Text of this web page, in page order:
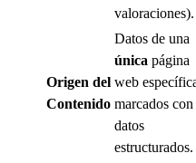
valoraciones).
Origen del
Contenido
Datos de una
única página
web
marcados con
datos
estructurados.